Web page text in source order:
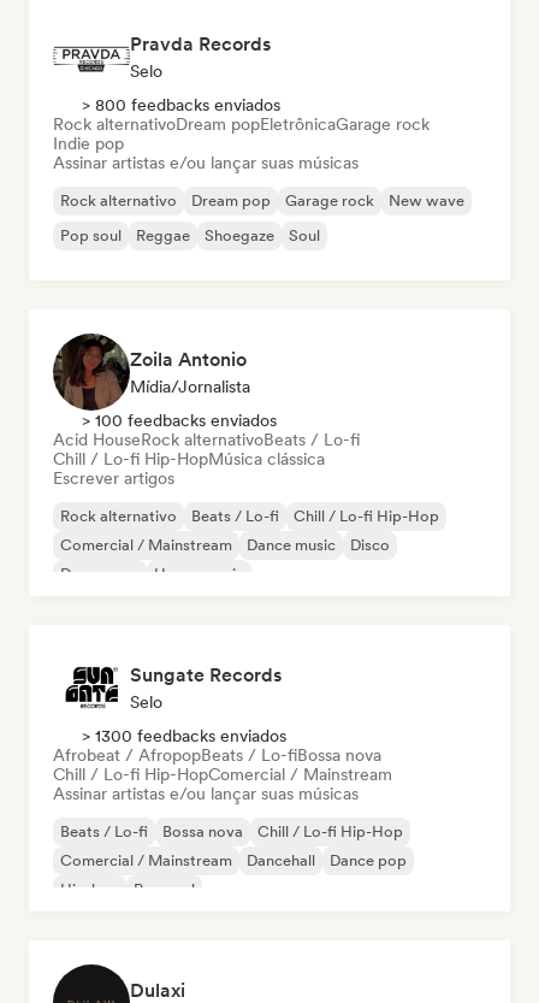
Pravda Records
Selo
> 800 feedbacks enviados
Rock alternativoDream popEletrônicaGarage rock
Indie pop
Assinar artistas e/ou lançar suas músicas
Rock alternativo Dream pop Garage rock
New wave
Pop soul
Reggae Shoegaze Soul
Zoila Antonio
Mídia/Jornalista
> 100 feedbacks enviados
Acid HouseRock alternativoBeats / Lo-fi
Chill / Lo-fi Hip-HopMúsica clássica
Escrever artigos
Rock alternativo Beats / Lo-fi
Chill / Lo-fi Hip-Hop
Comercial / Mainstream
Dance music
Disco
Dream pop
House music
Sungate Records
Selo
> 1300 feedbacks enviados
Afrobeat / AfropopBeats / Lo-fiBossa nova
Chill / Lo-fi Hip-HopComercial / Mainstream
Assinar artistas e/ou lançar suas músicas
Beats / Lo-fi Bossa nova
Chill / Lo-fi Hip-Hop
Comercial / Mainstream
Dancehall
Dance pop
Hip-hop
Pop soul
Dulaxi